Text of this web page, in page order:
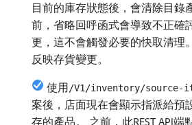
目前的庫存狀態後，會清除目錄
前，省略回呼函式會導致不正確
更，這不會觸發必要的快取清理
反映存貨變更。
使用/V1/inventory/source-
案後，店面現在會顯示指派給預
存的產品。 之前，此REST API端